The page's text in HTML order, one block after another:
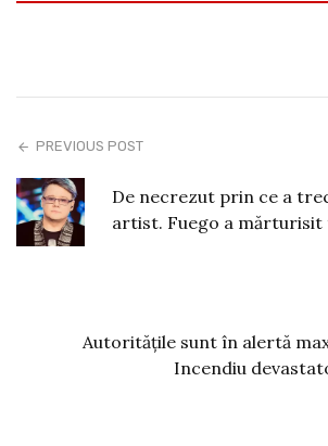
PREVIOUS POST
De necrezut prin ce a
artist. Fuego a
Autoritățile sunt în alertă
Incendiu